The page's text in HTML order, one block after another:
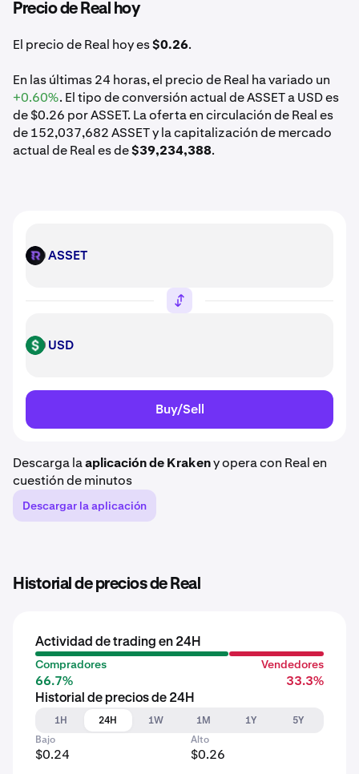
Precio de Real hoy
El precio de Real hoy es$0.26.
En las últimas 24 horas, el precio de Real ha variado un
+0.60%. El tipo de conversión actual de ASSET a USD es
de $0.26 por ASSET. La oferta en circulación de Real es
de 152,037,682 ASSET y la capitalización de mercado
actual de Real es de$39,234,388.
ASSET ASSET
USD USD
Buy/Sell
Descarga laaplicación de Krakeny opera con Real en
cuestión de minutos
Descargar la aplicación
Historial de precios de Real
Actividad de trading en 24H
Compradores
66.7%
Vendedores
33.3%
Historial de precios de 24H
1H
24H 1W 1M 1Y
5Y
Bajo
$0.24
Alto
$0.26